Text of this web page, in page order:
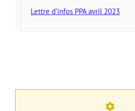
Lettre d’infos PPA avril 2023